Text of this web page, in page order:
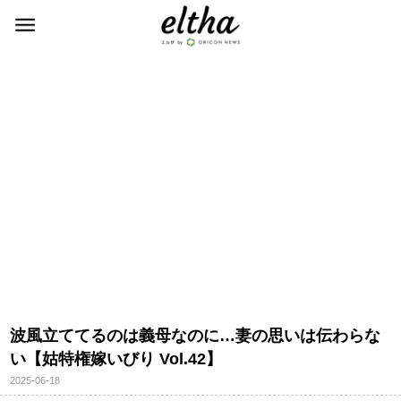
波風立ててるのは義母なのに…妻の思いは伝わらな
い【姑特権嫁いびり Vol.42】
2025-06-18